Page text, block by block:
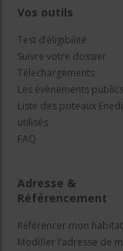
Vos outils
Test d’éligibilité
Suivre votre dossier
Téléchargements
Les évènements publics
Liste des poteaux
utilisés
FAQ
Adresse &
Référencement
Référencer mon
Modifier l’adresse de